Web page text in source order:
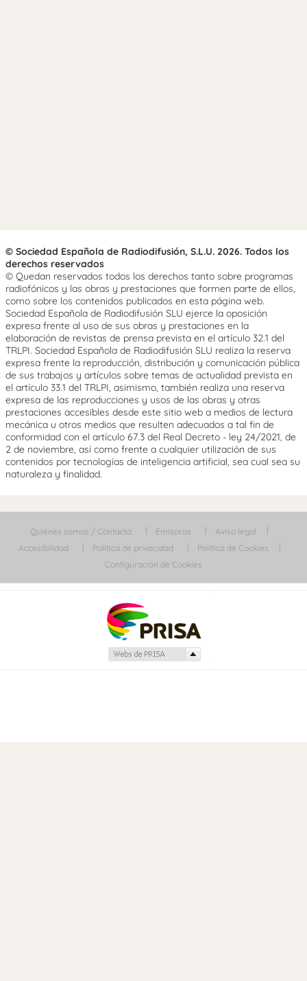
© Sociedad Española de Radiodifusión, S.L.U. 2026. Todos los
derechos reservados
© Quedan reservados todos los derechos tanto sobre programas
radiofónicos y las obras y prestaciones que formen parte de ellos,
como sobre los contenidos publicados en esta página web.
Sociedad Española de Radiodifusión SLU ejerce la oposición
expresa frente al uso de sus obras y prestaciones en la
elaboración de revistas de prensa prevista en el artículo 32.1 del
TRLPI. Sociedad Española de Radiodifusión SLU realiza la reserva
expresa frente la reproducción, distribución y comunicación pública
de sus trabajos y artículos sobre temas de actualidad prevista en
el artículo 33.1 del TRLPI, asimismo, también realiza una reserva
expresa de las reproducciones y usos de las obras y otras
prestaciones accesibles desde este sitio web a medios de lectura
mecánica u otros medios que resulten adecuados a tal fin de
conformidad con el artículo 67.3 del Real Decreto - ley 24/2021, de
2 de noviembre, así como frente a cualquier utilización de sus
contenidos por tecnologías de inteligencia artificial, sea cual sea su
naturaleza y finalidad.
Quiénes somos / Contacta Emisoras
Aviso legal
Accesibilidad
Política de privacidad
Política de Cookies
Configuración de Cookies